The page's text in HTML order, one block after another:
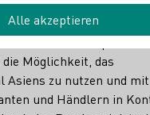
Wine & Spirits
Möglichkeit, das
Asiens zu nutzen und mit
und Händlern in
Alle akzeptieren